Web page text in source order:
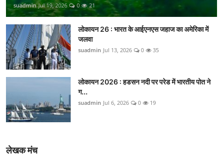
suadmin Jul 19, 2026 0 21
लोकायन 26 : भारत के आईएनएस जहाज का अमेरिका में
जलवा
suadmin Jul 13, 2026 0 35
लोकायन 2026 : हडसन नदी पर परेड में भारतीय पोत ने
ग...
suadmin Jul 6, 2026 0 19
लेखक मंच